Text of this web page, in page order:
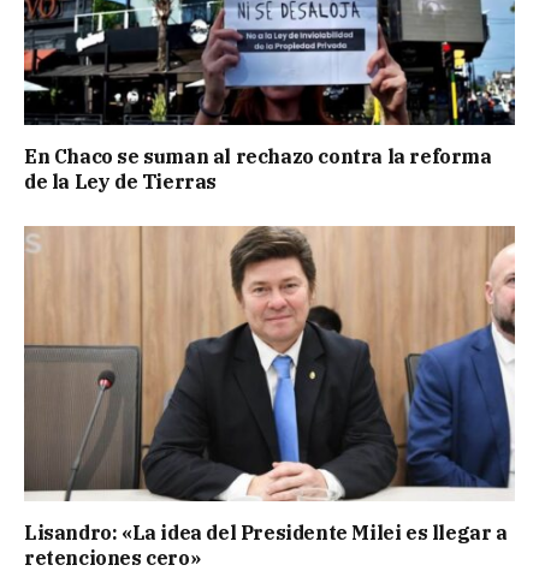
En Chaco se suman al rechazo contra la reforma
de la Ley de Tierras
Lisandro: «La idea del Presidente Milei es llegar a
retenciones cero»